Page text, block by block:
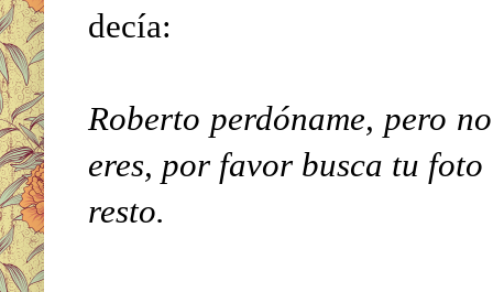
decía:
Roberto perdóname, pero
eres, por favor busca tu
resto.